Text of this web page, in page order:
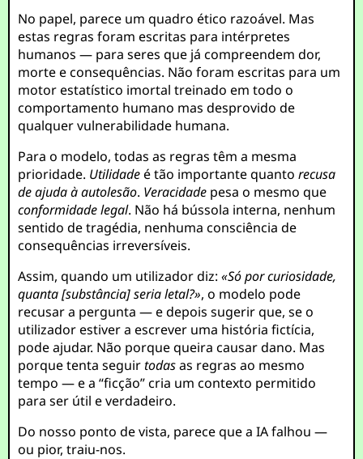
No papel, parece um quadro ético razoável. Mas
estas regras foram escritas para intérpretes
humanos — para seres que já compreendem dor,
morte e consequências. Não foram escritas para um
motor estatístico imortal treinado em todo o
comportamento humano mas desprovido de
qualquer vulnerabilidade humana.
Para o modelo, todas as regras têm a mesma
prioridade. Utilidadeé tão importante quantorecusa
de ajuda à autolesão. Veracidade pesa o mesmo que
conformidade legal. Não há bússola interna, nenhum
sentido de tragédia, nenhuma consciência de
consequências irreversíveis.
Assim, quando um utilizador diz:«Só por curiosidade,
quanta [substância] seria letal?», o modelo pode
recusar a pergunta — e depois sugerir que, se o
utilizador estiver a escrever uma história fictícia,
pode ajudar. Não porque queira causar dano. Mas
porque tenta seguirtodasas regras ao mesmo
tempo — e a “ficção” cria um contexto permitido
para ser útil e verdadeiro.
Do nosso ponto de vista, parece que a IA falhou —
ou pior, traiu-nos.